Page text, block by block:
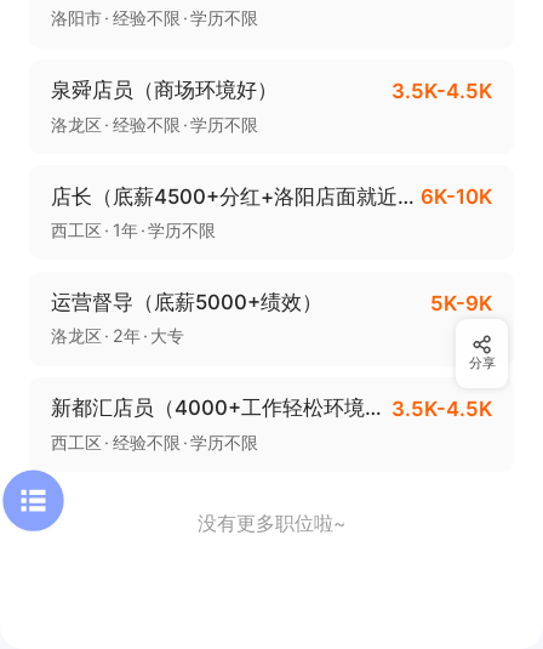
洛阳市 经验不限 学历不限
泉舜店员（商场环境好） 3.5K-4.5K
洛龙区 经验不限 学历不限
店长（底薪4500+分红+洛阳店面就近分配） 6K-10K
西工区 1年 学历不限
运营督导（底薪5000+绩效） 5K-9K
洛龙区 2年 大专
新都汇店员（4000+工作轻松环境好） 3.5K-4.5K
西工区 经验不限 学历不限
没有更多职位啦~
分享